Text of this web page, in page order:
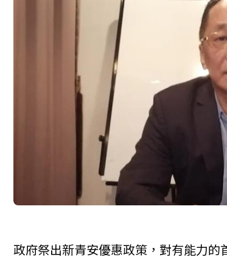
政府祭出新青安優惠政策，對有能力